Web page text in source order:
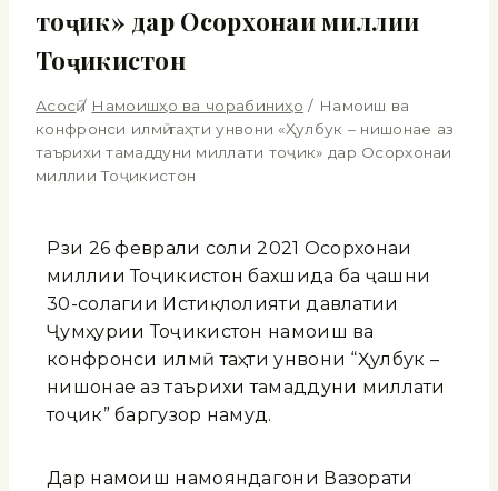
тоҷик» дар Осорхонаи миллии
Тоҷикистон
Асосӣ / Намоишҳо ва чорабиниҳо / Намоиш ва
конфронси илмӣ таҳти унвони «Ҳулбук – нишонае аз
таърихи тамаддуни миллати тоҷик» дар Осорхонаи
миллии Тоҷикистон
Рӯзи 26 феврали соли 2021 Осорхонаи
миллии Тоҷикистон бахшида ба ҷашни
30-солагии Истиқлолияти давлатии
Ҷумҳурии Тоҷикистон намоиш ва
конфронси илмӣ таҳти унвони “Ҳулбук –
нишонае аз таърихи тамаддуни миллати
тоҷик” баргузор намуд.
Дар намоиш намояндагони Вазорати